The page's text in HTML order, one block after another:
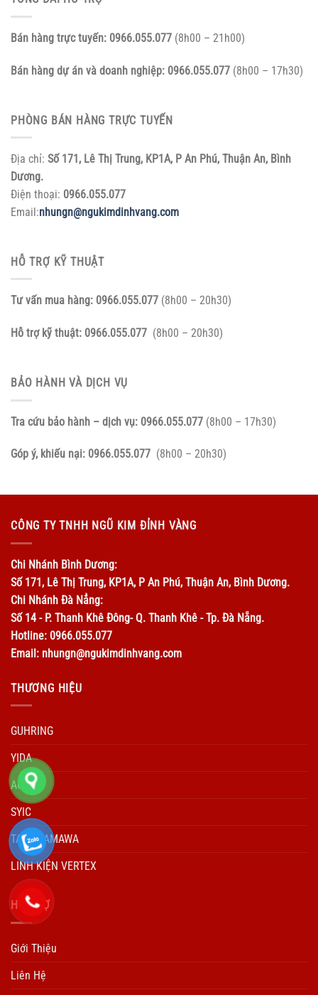
Bán hàng trực tuyến: 0966.055.077 (8h00 – 21h00)
Bán hàng dự án và doanh nghiệp: 0966.055.077 (8h00 – 17h30)
PHÒNG BÁN HÀNG TRỰC TUYẾN
Địa chỉ: Số 171, Lê Thị Trung, KP1A, P An Phú, Thuận An, Bình
Dương.
Điện thoại: 0966.055.077
Email:nhungn@ngukimdinhvang.com
HỖ TRỢ KỸ THUẬT
Tư vấn mua hàng: 0966.055.077 (8h00 – 20h30)
Hỗ trợ kỹ thuật: 0966.055.077 (8h00 – 20h30)
BẢO HÀNH VÀ DỊCH VỤ
Tra cứu bảo hành – dịch vụ: 0966.055.077 (8h00 – 17h30)
Góp ý, khiếu nại: 0966.055.077 (8h00 – 20h30)
CÔNG TY TNHH NGŨ KIM ĐỈNH VÀNG
Chi Nhánh Bình Dương:
Số 171, Lê Thị Trung, KP1A, P An Phú, Thuận An, Bình Dương.
Chi Nhánh Đà Nẳng:
Số 14 - P. Thanh Khê Đông- Q. Thanh Khê - Tp. Đà Nẵng.
Hotline: 0966.055.077
Email: nhungn@ngukimdinhvang.com
THƯƠNG HIỆU
GUHRING
YIDA
ACCUD
SYIC
TARO YAMAWA
LINH KIỆN VERTEX
HÕ TRỢ
Giới Thiệu
Liên Hệ